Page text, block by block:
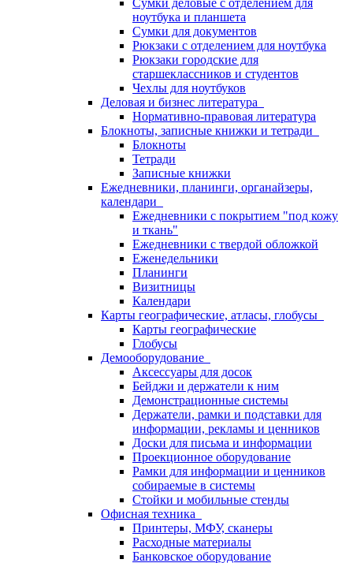
Сумки деловые с отделением для
ноутбука и планшета
Сумки для документов
Рюкзаки с отделением для ноутбука
Рюкзаки городские для
старшеклассников и студентов
Чехлы для ноутбуков
Деловая и бизнес литература
Нормативно-правовая литература
Блокноты, записные книжки и тетради
Блокноты
Тетради
Записные книжки
Ежедневники, планинги, органайзеры,
календари
Ежедневники с покрытием "под кожу
и ткань"
Ежедневники с твердой обложкой
Еженедельники
Планинги
Визитницы
Календари
Карты географические, атласы, глобусы
Карты географические
Глобусы
Демооборудование
Аксессуары для досок
Бейджи и держатели к ним
Демонстрационные системы
Держатели, рамки и подставки для
информации, рекламы и ценников
Доски для письма и информации
Проекционное оборудование
Рамки для информации и ценников
собираемые в системы
Стойки и мобильные стенды
Офисная техника
Принтеры, МФУ, сканеры
Расходные материалы
Банковское оборудование